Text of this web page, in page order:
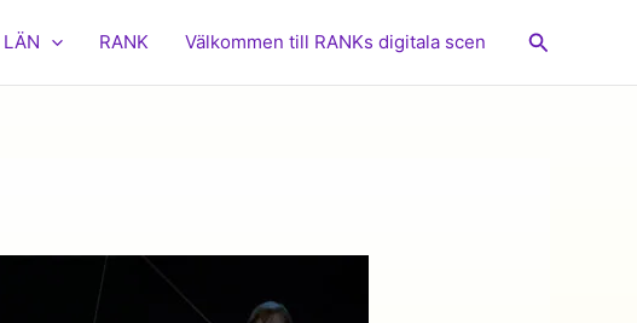
LÄN RANK Välkommen till RANKs digitala scen Sök